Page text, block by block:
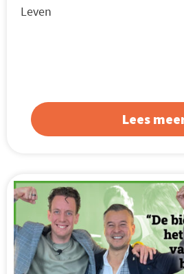
Leven
Lees